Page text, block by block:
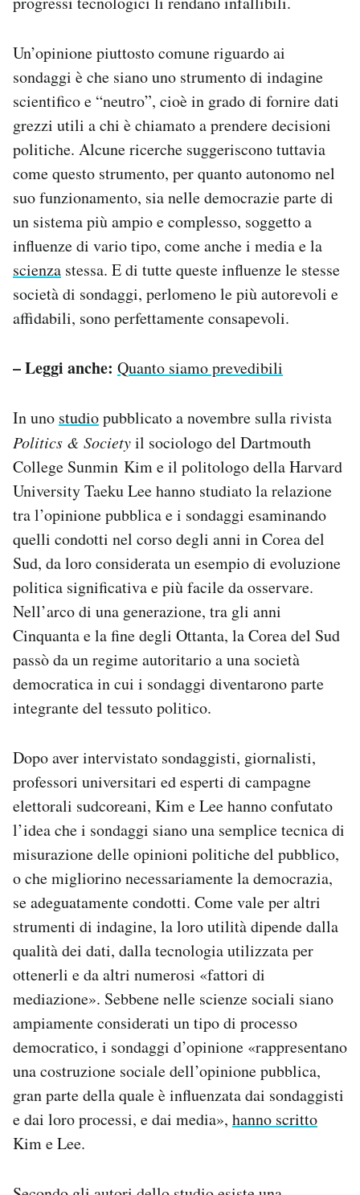
Un’opinione piuttosto comune riguardo ai
sondaggi è che siano uno strumento di indagine
scientifico e “neutro”, cioè in grado di fornire dati
grezzi utili a chi è chiamato a prendere decisioni
politiche. Alcune ricerche suggeriscono tuttavia
come questo strumento, per quanto autonomo nel
suo funzionamento, sia nelle democrazie parte di
un sistema più ampio e complesso, soggetto a
influenze di vario tipo, come anche i media e la
scienza stessa. E di tutte queste influenze le stesse
società di sondaggi, perlomeno le più autorevoli e
affidabili, sono perfettamente consapevoli.
– Leggi anche: Quanto siamo prevedibili
In uno studiopubblicato a novembre sulla rivista
Politics & Societyil sociologo del Dartmouth
College Sunmin Kim e il politologo della Harvard
University Taeku Lee hanno studiato la relazione
tra l’opinione pubblica e i sondaggi esaminando
quelli condotti nel corso degli anni in Corea del
Sud, da loro considerata un esempio di evoluzione
politica significativa e più facile da osservare.
Nell’arco di una generazione, tra gli anni
Cinquanta e la fine degli Ottanta, la Corea del Sud
passò da un regime autoritario a una società
democratica in cui i sondaggi diventarono parte
integrante del tessuto politico.
Dopo aver intervistato sondaggisti, giornalisti,
professori universitari ed esperti di campagne
elettorali sudcoreani, Kim e Lee hanno confutato
l’idea che i sondaggi siano una semplice tecnica di
misurazione delle opinioni politiche del pubblico,
o che migliorino necessariamente la democrazia,
se adeguatamente condotti. Come vale per altri
strumenti di indagine, la loro utilità dipende dalla
qualità dei dati, dalla tecnologia utilizzata per
ottenerli e da altri numerosi «fattori di
mediazione». Sebbene nelle scienze sociali siano
ampiamente considerati un tipo di processo
democratico, i sondaggi d’opinione «rappresentano
una costruzione sociale dell’opinione pubblica,
gran parte della quale è influenzata dai sondaggisti
e dai loro processi, e dai media», hanno scritto
Kim e Lee.